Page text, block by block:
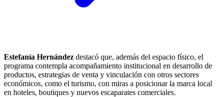
Estefanía Hernández destacó que, además del espacio físico, el
programa contempla acompañamiento institucional en desarrollo de
productos, estrategias de venta y vinculación con otros sectores
económicos, como el turismo, con miras a posicionar la marca local
en hoteles, boutiques y nuevos escaparates comerciales.